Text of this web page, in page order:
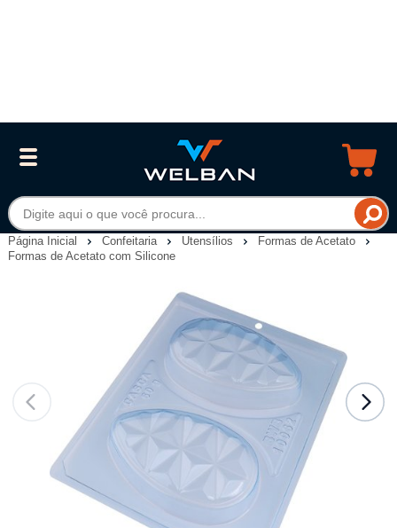
Página Inicial Confeitaria Utensílios
Formas de Acetato
Formas de Acetato com Silicone